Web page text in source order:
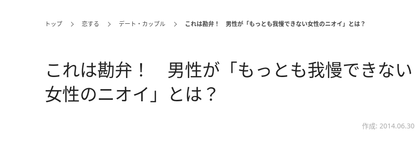
トップ 恋する デート・カップル これは勘弁！ 男性が「もっとも我慢できない女性のニオイ」とは？
これは勘弁！ 男性が「もっとも我慢できない
女性のニオイ」とは？
作成: 2014.06.30